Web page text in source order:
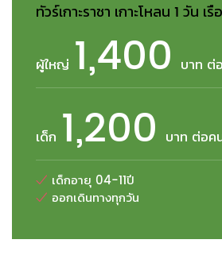
ทัวร์เกาะราชา เกาะโหลน 1 วัน เ
ผู้ใหญ่ 1,400 บาท ต่
เด็ก 1,200 บาท ต่อค
เด็กอายุ 04-11ปี
ออกเดินทางทุกวัน